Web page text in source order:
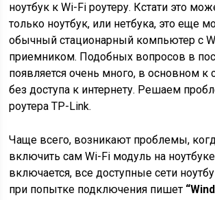
ноутбук к Wi-Fi роутеру. Кстати это
только ноутбук, или нетбука, это еще
обычный стационарный компьютер с
приемником. Подобных вопросов в
появляется очень много, в основном к
без доступа к интернету. Решаем
роутера TP-Link.
Чаще всего, возникают проблемы,
включить сам Wi-Fi модуль на
включается, все доступные сети
при попытке подключения пишет